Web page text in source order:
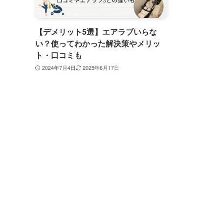
【デメリット5選】エアラブいらな
い？使ってわかった解決策やメリッ
ト・口コミも
2024年7月4日 2025年6月17日